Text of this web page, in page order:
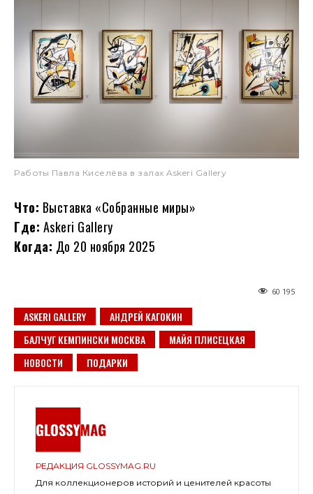
Работы Павла Киселёва в залах Askeri Gallery
Что: Выставка «Собранные миры»
Где: Askeri Gallery
Когда: До 20 ноября 2025
60 195
ASKERI GALLERY
АНДРЕЙ КАГОКИН
БАЛЧУГ КЕМПИНСКИ МОСКВА
МАЙЯ ПЛИСЕЦКАЯ
НОВОСТИ
ПОДАРКИ
РЕДАКЦИЯ GLOSSYMAG.RU
Для коллекционеров историй и ценителей красоты